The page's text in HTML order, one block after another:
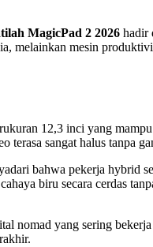
MagicPad 2 2026 hadir
melainkan mesin
12,3 inci yang
terasa sangat halus tanpa
bahwa pekerja hybrid
biru secara cerdas
nomad yang sering